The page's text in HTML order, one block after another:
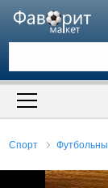
Искать также в
Спорт